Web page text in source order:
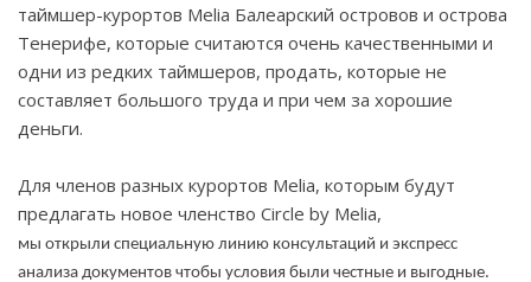
таймшер-курортов Melia Балеарский островов и острова
Тенерифе, которые считаются очень качественными и
одни из редких таймшеров, продать, которые не
составляет большого труда и при чем за хорошие
деньги.
Для членов разных курортов Melia, которым будут
предлагать новое членство Circle by Melia,
мы открыли специальную линию консультаций и экспресс
анализа документов чтобы условия были честные и выгодные.